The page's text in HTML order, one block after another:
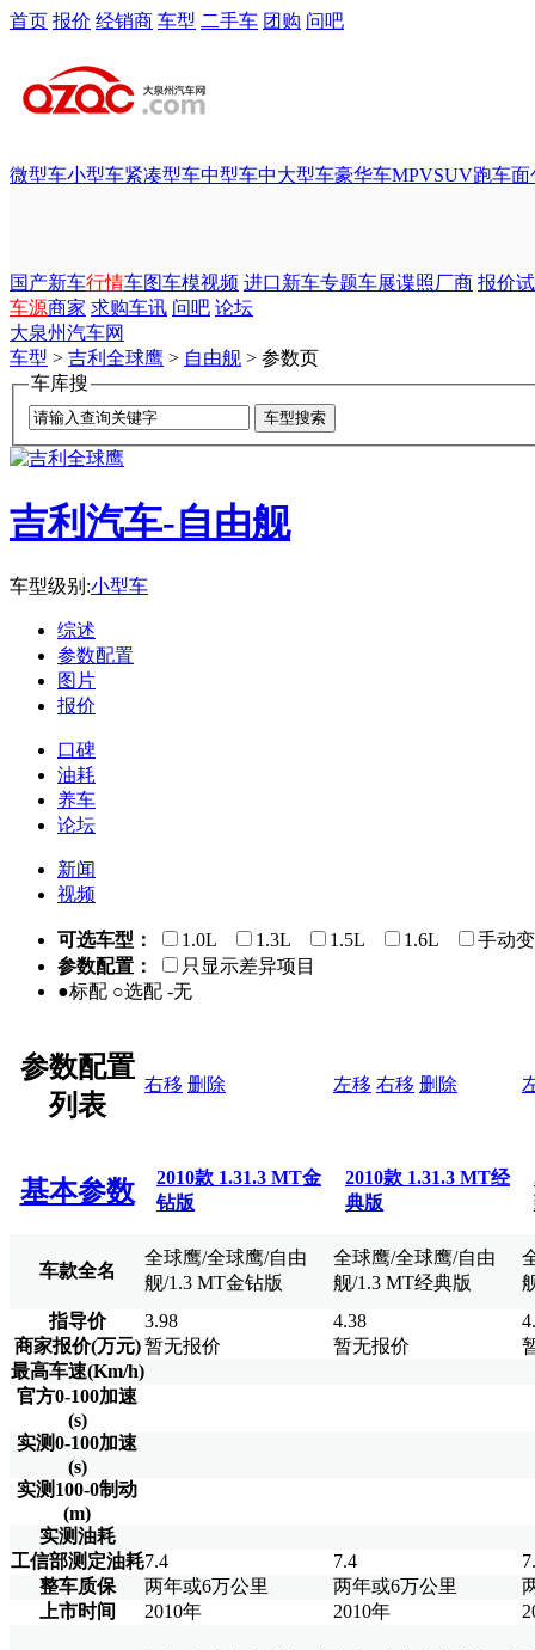
首页 报价 经销商 车型 二手车 团购 问吧
微型车小型车紧凑型车中型车中大型车豪华车MPVSUV跑车面
国产新车行情车图车模视频 进口新车专题车展谍照厂商 报价
车源商家 求购车讯 问吧 论坛
大泉州汽车网
车型 > 吉利全球鹰 > 自由舰 > 参数页
车库搜
吉利汽车-自由舰
车型级别:小型车
综述
参数配置
图片
报价
口碑
油耗
养车
论坛
新闻
视频
可选车型： 1.0L 1.3L 1.5L 1.6L
手动
参数配置：
只显示差异项目
●标配 ○选配 -无
参数配置
列表
右移 删除 左移 右移 删除
基本参数
2010款 1.31.3 MT金
钻版
2010款 1.31.3 MT经
典版
车款全名
全球鹰/全球鹰/自由
舰/1.3 MT金钻版
全球鹰/全球鹰/自由
舰/1.3 MT经典版
指导价
3.98 4.38
商家报价(万元) 暂无报价 暂无报价
最高车速(Km/h)
官方0-100加速
(s)
实测0-100加速
(s)
实测100-0制动
(m)
实测油耗
工信部测定油耗7.4 7.4
整车质保
两年或6万公里 两年或6万公里
上市时间
2010年 2010年